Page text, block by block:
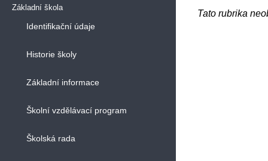
Základní škola
Identifikační údaje
Historie školy
Základní informace
Školní vzdělávací program
Školská rada
Tato rubrika